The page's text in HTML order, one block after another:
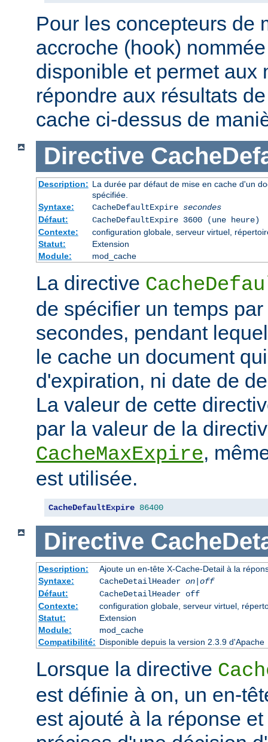
Pour les concepteurs de
accroche (hook)
disponible et permet aux
répondre aux résultats
cache ci-dessus de
Directive
Description: La durée par défaut de mise en cache d'un
spécifiée.
Syntaxe:
CacheDefaultExpire secondes
Défaut:
CacheDefaultExpire 3600 (une heure)
Contexte:
configuration globale, serveur virtuel,
Statut:
Extension
Module:
mod_cache
La directive
de spécifier un temps
secondes, pendant
le cache un document
d'expiration, ni date de
La valeur de cette
par la valeur de la
CacheMaxExpire,
est utilisée.
CacheDefaultExpire 86400
Directive
Description:
Ajoute un en-tête X-Cache-Detail à la
Syntaxe:
CacheDetailHeader on|off
Défaut:
CacheDetailHeader off
Contexte:
configuration globale, serveur virtuel,
Statut:
Extension
Module:
mod_cache
Compatibilité: Disponible depuis la version 2.3.9 d'Apache
Lorsque la directive
est définie à on, un en-
est ajouté à la réponse